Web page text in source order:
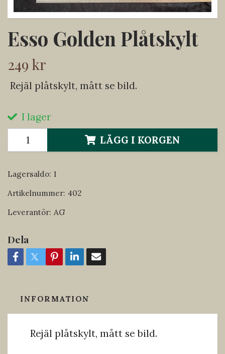
Esso Golden Plåtskylt
249 kr
Rejäl plåtskylt, mått se bild.
I lager
LÄGG I KORGEN
Lagersaldo: 1
Artikelnummer: 402
Leverantör: AG
Dela
INFORMATION
Rejäl plåtskylt, mått se bild.